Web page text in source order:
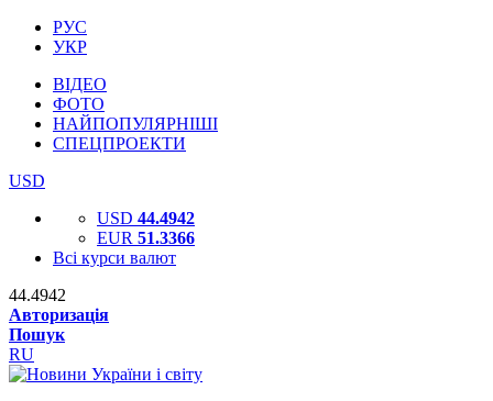
РУС
УКР
ВІДЕО
ФОТО
НАЙПОПУЛЯРНІШІ
СПЕЦПРОЕКТИ
USD
USD 44.4942
EUR 51.3366
Всі курси валют
44.4942
Авторизація
Пошук
RU